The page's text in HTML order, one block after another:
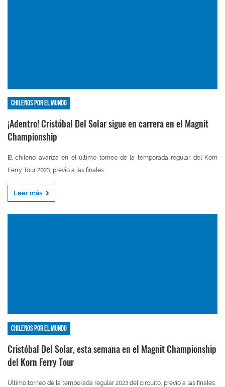
Chilenos por el mundo
¡Adentro! Cristóbal Del Solar sigue en carrera en el Magnit
Championship
El chileno avanza en el último torneo de la temporada regular del Korn
Ferry Tour 2023, previo a las finales.
Leer más
Chilenos por el mundo
Cristóbal Del Solar, esta semana en el Magnit Championship
del Korn Ferry Tour
Último torneo de la temporada regular 2023 del circuito, previo a las finales.